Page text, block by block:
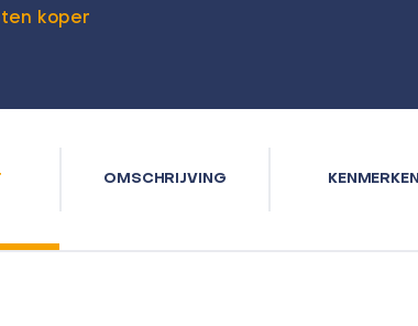
koper
OMSCHRIJVING KENMERKEN